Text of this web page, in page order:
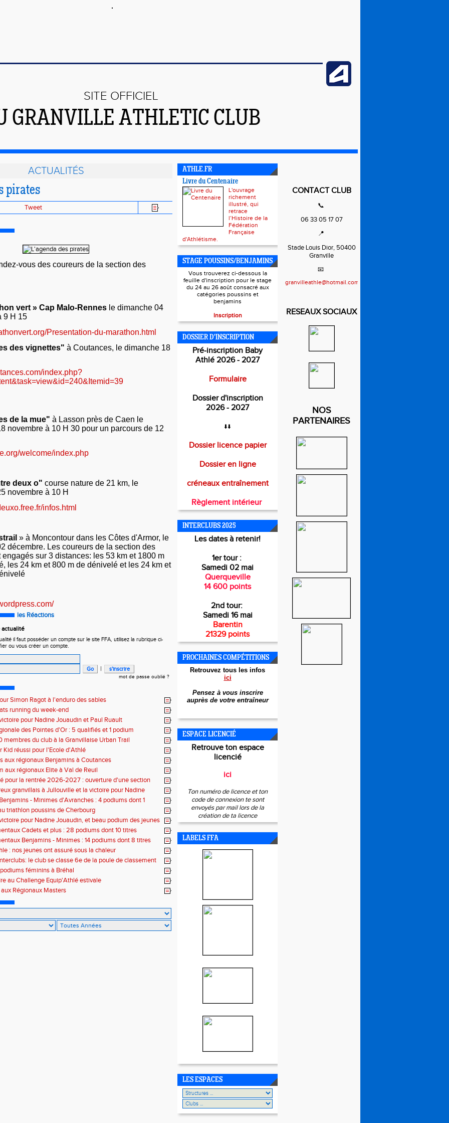
SITE OFFICIEL
GRANVILLE ATHLETIC CLUB
ACTUALITÉS
pirates
Tweet
vous des coureurs de la section des
vert » Cap Malo-Rennes le dimanche 04
9 H 15
Presentation-du-marathon.html
des vignettes" à Coutances, le dimanche 18
index.php?
de la mue" à Lasson près de Caen le
novembre à 10 H 30 pour un parcours de 12
welcome/index.php
deux o" course nature de 21 km, le
novembre à 10 H
infos.html
» à Moncontour dans les Côtes d'Armor, le
décembre. Les coureurs de la section des
engagés sur 3 distances: les 53 km et 1800 m
les 24 km et 800 m de dénivelé et les 24 km et
les Réactions
actualité
il faut posséder un compte sur le site FFA, utilisez la rubrique ci-
ou vous créer un compte.
|
mot de passe oublié ?
Simon Ragot à l'enduro des sables
running du week-end
pour Nadine Jouaudin et Paul Ruault
des Pointes d'Or : 5 qualifiés et 1 podium
membres du club à la Granvillaise Urban Trail
Kid réussi pour l'Ecole d'Athlé
aux régionaux Benjamins à Coutances
aux régionaux Elite à Val de Reuil
pour la rentrée 2026-2027 : ouverture d'une section
granvillais à Jullouville et la victoire pour Nadine
Marius Delchard- Minimes d'Avranches : 4 podiums dont 1
triathlon poussins de Cherbourg
pour Nadine Jouaudin, et beau podium des jeunes
à Saint-LoupCadets et plus : 28 podiums dont 10 titres
Benjamins - Minimes : 14 podiums dont 8 titres
: nos jeunes ont assuré sous la chaleur
le club se classe 6e de la poule de classement
féminins à Bréhal
au Challenge Equip'Athlé estivale
Régionaux Masters
ATHLE.FR
Livre du Centenaire
L'ouvrage
richement
illustré, qui
retrace
l’Histoire de la
Fédération
Française
d'Athlétisme.
STAGE POUSSINS/BENJAMINS
Vous trouverez ci-dessous la
feuille d'inscription pour le stage
du 24 au 26 août consacré aux
catégories poussins et
benjamins
Inscription
DOSSIER D'INSCRIPTION
Pré-inscription Baby
Athlé 2026 - 2027
Formulaire
Dossier d'inscription
2026 - 2027
⬇️⬇️
Dossier licence papier
Dossier en ligne
créneaux entraînement
Règlement intérieur
INTERCLUBS 2025
Les dates à retenir!
1er tour :
Samedi 02 mai
Querqueville
14 600 points
2nd tour:
Samedi 16 mai
Barentin
21329 points
PROCHAINES COMPÉTITIONS
Retrouvez tous les infos
ici
Pensez à vous inscrire
auprès de votre entraîneur
ESPACE LICENCIÉ
Retrouve ton espace
licencié
ici
Ton numéro de licence et ton
code de connexion te sont
envoyés par mail lors de la
création de ta licence
LABELS FFA
LES ESPACES
CONTACT CLUB
📞
06 33 05 17 07
📍
Stade Louis Dior, 50400
Granville
📧
granvilleathle@hotmail.com
RESEAUX SOCIAUX
NOS
PARTENAIRES